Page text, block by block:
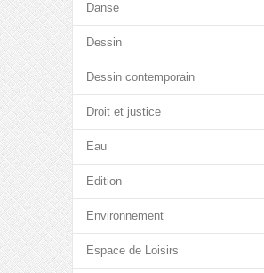
Danse
Dessin
Dessin contemporain
Droit et justice
Eau
Edition
Environnement
Espace de Loisirs